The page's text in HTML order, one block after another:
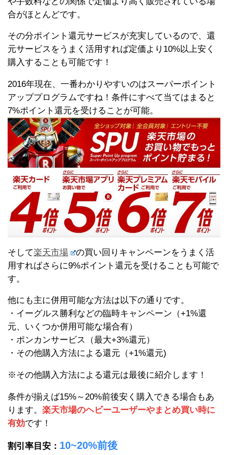
合がほとんどです。
その分ポイント還元サービスが充実しているので、還
元サービスをうまく活用すれば定価より10%以上安く
購入することも可能です！
2016年現在、一番わかりやすいのはスーパーポイント
アッププログラムですね！条件にすべて当てはまると
7%ポイント還元を受けることが可能。
そして楽天市場
の買い回りキャンペーンをうまく活
用すればさらに9%ポイント還元を受けることも可能で
す。
他にも主に併用可能な方法は以下の通りです。
・イーグルス勝利などの臨時キャンペーン（+1%還
元、いくつか併用可能な場合有）
・ポンカンサービス（最大+3%還元）
・その他購入方法による還元（+1%還元)
※その他購入方法による還元は最後に紹介します！
条件が揃えば15%～20%前後安く購入できる場合もあ
ります。 楽天市場のヘビーユーザーやまとめ買い時に
有効です！
割引率目安： 10~20%前後